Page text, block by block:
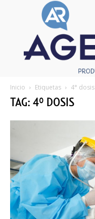
Inicio Etiquetas 4° dosis
TAG: 4° DOSIS